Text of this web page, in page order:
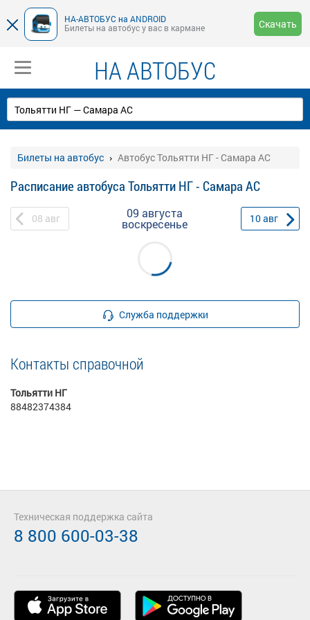
НА-АВТОБУС на ANDROID
Билеты на автобус у вас в кармане
Скачать
НА АВТОБУС
Билеты на автобус Автобус Тольятти НГ - Самара АС
Расписание автобуса Тольятти НГ - Самара АС
08 авг 09 августа
воскресенье 10авг
Служба поддержки
Контакты справочной
Тольятти НГ
88482374384
Техническая поддержка сайта
8 800 600-03-38